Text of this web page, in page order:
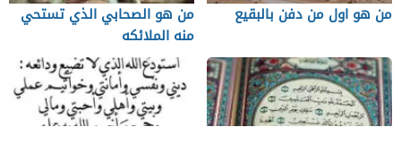
من هو اول من دفن بالبقيع
من هو الصحابي الذي تستحي
منه الملائكه